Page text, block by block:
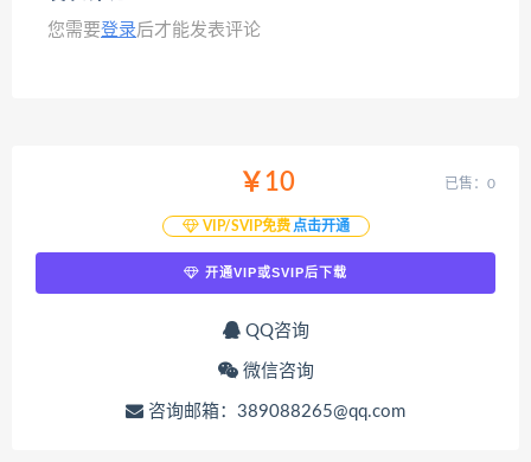
您需要登录后才能发表评论
￥10
VIP/SVIP免费 点击开通
已售：0
开通VIP或SVIP后下载
QQ咨询
微信咨询
咨询邮箱：389088265@qq.com